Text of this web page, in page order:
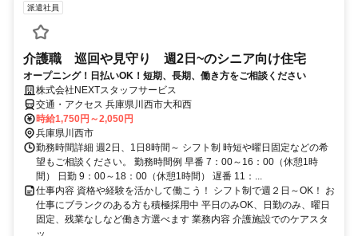
派遣社員
介護職 巡回や見守り 週2日~のシニア向け住宅
オープニング！日払いOK！短期、長期、働き方をご相談ください
株式会社NEXTスタッフサービス
交通・アクセス 兵庫県川西市大和西
時給1,750円～2,050円
兵庫県川西市
勤務時間詳細 週2日、1日8時間～ シフト制 時短や曜日固定などの希
望もご相談ください。 勤務時間例 早番 7：00～16：00（休憩1時
間） 日勤 9：00～18：00（休憩1時間） 遅番 11：...
仕事内容 資格や経験を活かして働こう！ シフト制で週２日～OK！ お
仕事にブランクのある方も積極採用中 平日のみOK、日勤のみ、曜日
固定、残業なしなど働き方選べます 業務内容 介護施設でのケアスタ
ッ...